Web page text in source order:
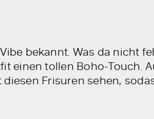
bekannt. Was da nicht
einen tollen Boho-Touch.
Frisuren sehen,